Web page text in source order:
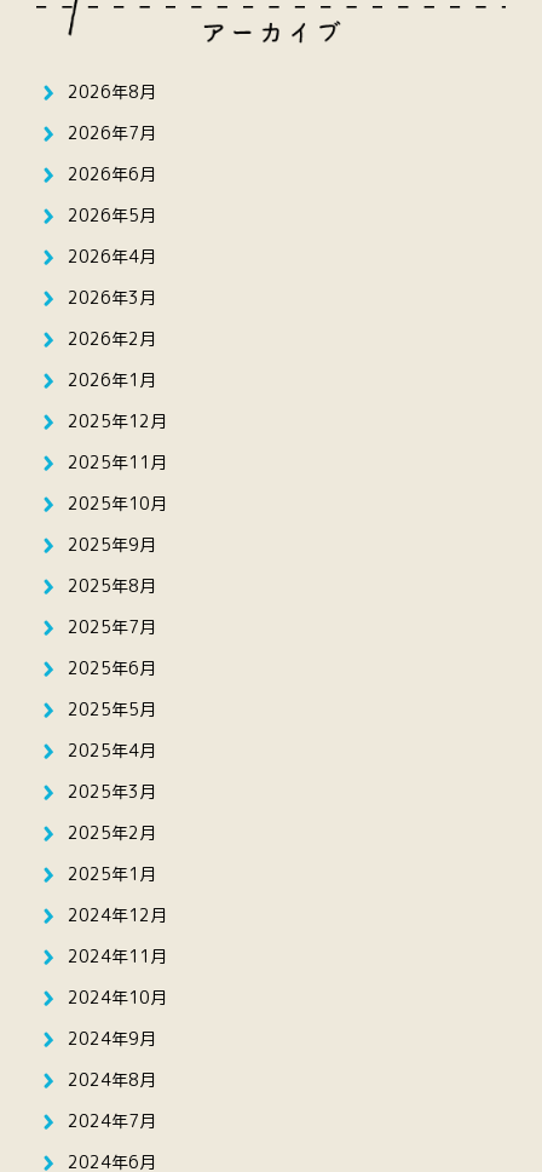
2026年8月
2026年7月
2026年6月
2026年5月
2026年4月
2026年3月
2026年2月
2026年1月
2025年12月
2025年11月
2025年10月
2025年9月
2025年8月
2025年7月
2025年6月
2025年5月
2025年4月
2025年3月
2025年2月
2025年1月
2024年12月
2024年11月
2024年10月
2024年9月
2024年8月
2024年7月
2024年6月